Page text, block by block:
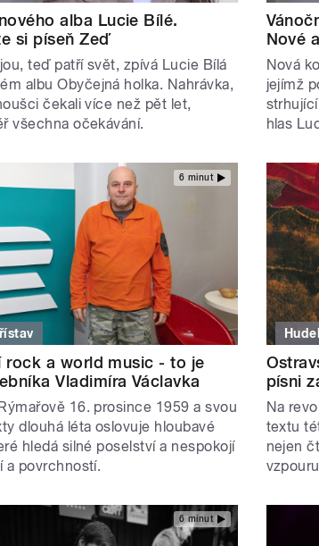
alba Lucie Bílé.
si píseň Zeď
teď patří svět, zpívá Lucie Bílá
albu Obyčejná holka. Nahrávka,
čekali více než pět let,
všechna očekávání.
Nové
Nová
jejímž
hlas
6 minut
rock a world music - to je
Vladimíra Václavka
16. prosince 1959 a svou
dlouhá léta oslovuje hloubavé
hledá silné poselství a nespokojí
a povrchností.
písni
Na
textu
nejen
6 minut